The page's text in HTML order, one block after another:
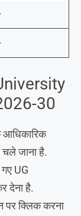
30
आधिकारिक
जाना है.
UG
देना है.
पर क्लिक करना